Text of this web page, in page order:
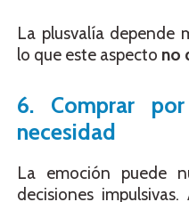
La plusvalía depende
lo que este aspecto no
6. Comprar
necesidad
La emoción puede
decisiones